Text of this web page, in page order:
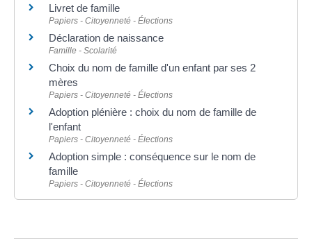
Livret de famille
Papiers - Citoyenneté - Élections
Déclaration de naissance
Famille - Scolarité
Choix du nom de famille d'un enfant par ses 2
mères
Papiers - Citoyenneté - Élections
Adoption plénière : choix du nom de famille de
l'enfant
Papiers - Citoyenneté - Élections
Adoption simple : conséquence sur le nom de
famille
Papiers - Citoyenneté - Élections